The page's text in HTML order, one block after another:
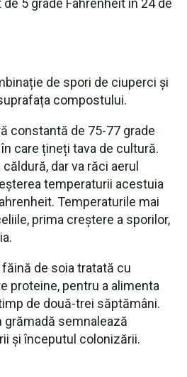
5 grade Fahrenheit în 24 de
de spori de ciuperci și
compostului.
constantă de 75-77 grade
care țineți tava de cultură.
dar va răci aerul
temperaturii acestuia
Temperaturile mai
prima creștere a sporilor,
de soia tratată cu
proteine, pentru a alimenta
de două-trei săptămâni.
grămadă semnalează
și începutul colonizării.